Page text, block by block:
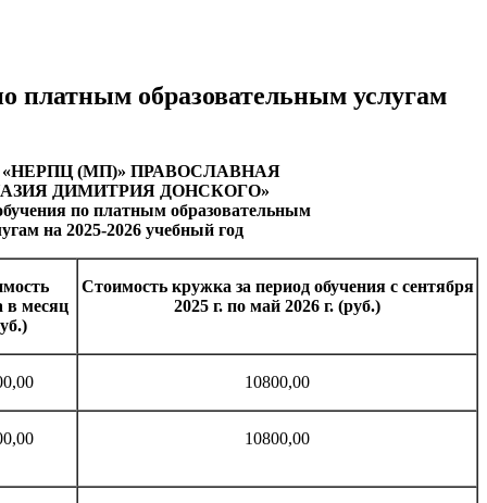
платным образовательным услугам
(МП)» ПРАВОСЛАВНАЯ
ДИМИТРИЯ ДОНСКОГО»
по платным образовательным
на 2025-2026 учебный год
в месяц
Стоимость кружка за период обучения с сентября
2025 г. по май 2026 г. (руб.)
10800,00
10800,00